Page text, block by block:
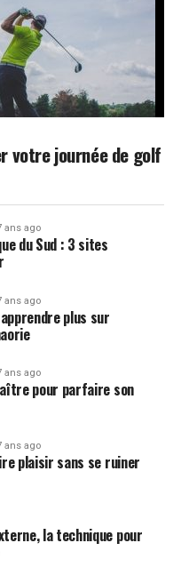
votre journée de golf
ans ago
du Sud : 3 sites
ans ago
plus sur
ans ago
pour parfaire son
ans ago
plaisir sans se ruiner
la technique pour